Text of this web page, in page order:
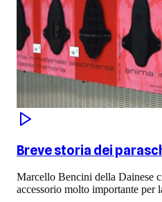
Breve storia dei
Marcello Bencini della Dainese
accessorio molto importante per